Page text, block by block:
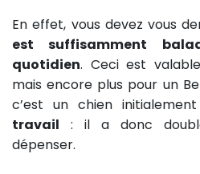
En effet, vous devez vous
est suffisamment
quotidien. Ceci est
mais encore plus pour un
c’est un chien
travail : il a donc
dépenser.